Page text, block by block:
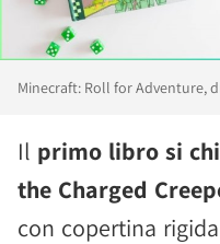
Minecraft: Roll for Adventure,
Il primo libro si
the Charged
con copertina